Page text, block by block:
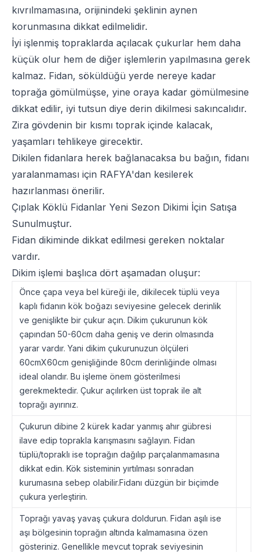
kıvrılmamasına, orijinindeki şeklinin aynen
korunmasına dikkat edilmelidir.
İyi işlenmiş topraklarda açılacak çukurlar hem daha
küçük olur hem de diğer işlemlerin yapılmasına gerek
kalmaz. Fidan, söküldüğü yerde nereye kadar
toprağa gömülmüşse, yine oraya kadar gömülmesine
dikkat edilir, iyi tutsun diye derin dikilmesi sakıncalıdır.
Zira gövdenin bir kısmı toprak içinde kalacak,
yaşamları tehlikeye girecektir.
Dikilen fidanlara herek bağlanacaksa bu bağın, fidanı
yaralanmaması için RAFYA'dan kesilerek
hazırlanması önerilir.
Çıplak Köklü Fidanlar Yeni Sezon Dikimi İçin Satışa
Sunulmuştur.
Fidan dikiminde dikkat edilmesi gereken noktalar
vardır.
Dikim işlemi başlıca dört aşamadan oluşur:
Önce çapa veya bel küreği ile, dikilecek tüplü veya
kaplı fidanın kök boğazı seviyesine gelecek derinlik
ve genişlikte bir çukur açın. Dikim çukurunun kök
çapından 50-60cm daha geniş ve derin olmasında
yarar vardır. Yani dikim çukurunuzun ölçüleri
60cmX60cm genişliğinde 80cm derinliğinde olması
ideal olandır. Bu işleme önem gösterilmesi
gerekmektedir. Çukur açılırken üst toprak ile alt
toprağı ayırınız.
Çukurun dibine 2 kürek kadar yanmış ahır gübresi
ilave edip toprakla karışmasını sağlayın. Fidan
tüplü/topraklı ise toprağın dağılıp parçalanmamasına
dikkat edin. Kök sisteminin yırtılması sonradan
kurumasına sebep olabilir.Fidanı düzgün bir biçimde
çukura yerleştirin.
Toprağı yavaş yavaş çukura doldurun. Fidan aşılı ise
aşı bölgesinin toprağın altında kalmamasına özen
gösteriniz. Genellikle mevcut toprak seviyesinin